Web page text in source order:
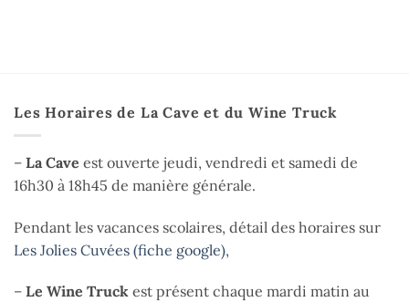
Les Horaires de La Cave et du Wine Truck
– La Cave est ouverte jeudi, vendredi et samedi de
16h30 à 18h45 de manière générale.
Pendant les vacances scolaires, détail des horaires sur
Les Jolies Cuvées (fiche google),
– Le Wine Truck est présent chaque mardi matin au